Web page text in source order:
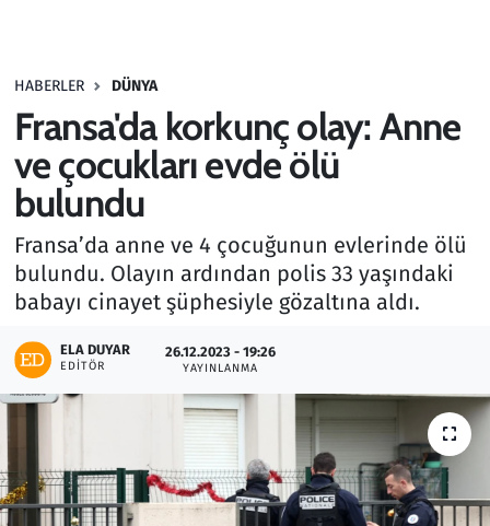
HABERLER DÜNYA
Fransa'da korkunç olay: Anne
ve çocukları evde ölü
bulundu
Fransa’da anne ve 4 çocuğunun evlerinde ölü
bulundu. Olayın ardından polis 33 yaşındaki
babayı cinayet şüphesiyle gözaltına aldı.
ELA DUYAR
EDITÖR
26.12.2023 - 19:26
YAYINLANMA
Haber
Kültür Sanat
Kurumsal Haberler
Lezzet Durağı
Memur ve Kamu
Otomobil
Ramazan